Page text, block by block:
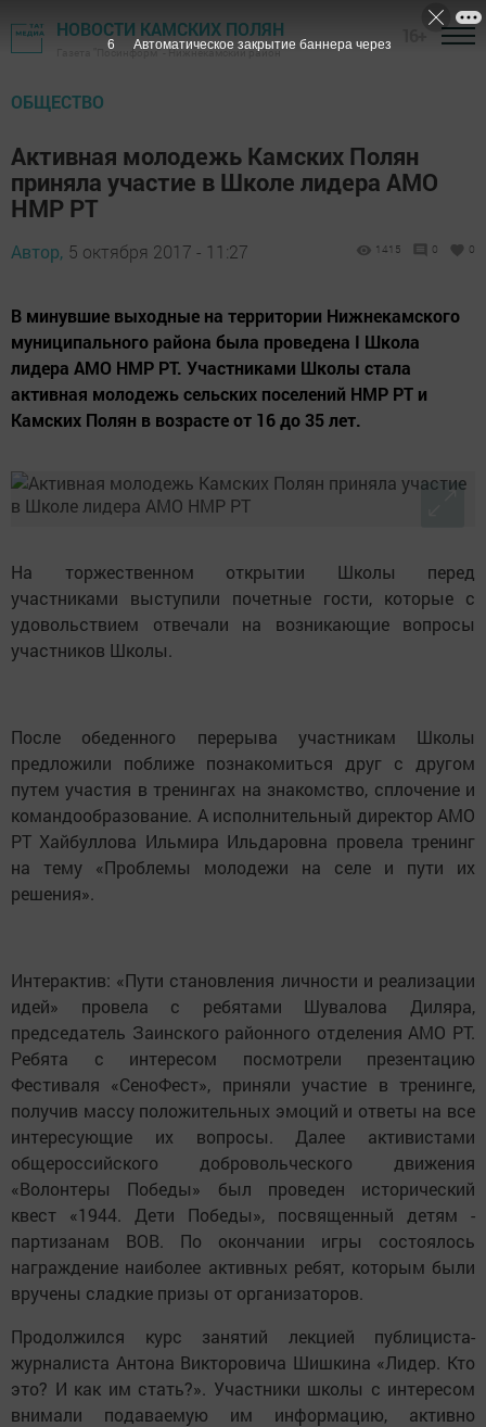
НОВОСТИ КАМСКИХ ПОЛЯН
Газета "Посинформ" - Нижнекамский район
ОБЩЕСТВО
Активная молодежь Камских Полян
приняла участие в Школе лидера АМО
НМР РТ
Автор, 5 октября 2017 - 11:27 1415 0 0
В минувшие выходные на территории Нижнекамского
муниципального района была проведена I Школа
лидера АМО НМР РТ. Участниками Школы стала
активная молодежь сельских поселений НМР РТ и
Камских Полян в возрасте от 16 до 35 лет.
На торжественном открытии Школы перед
участниками выступили почетные гости, которые с
удовольствием отвечали на возникающие вопросы
участников Школы.
После обеденного перерыва участникам Школы
предложили поближе познакомиться друг с другом
путем участия в тренингах на знакомство, сплочение и
командообразование. А исполнительный директор АМО
РТ Хайбуллова Ильмира Ильдаровна провела тренинг
на тему «Проблемы молодежи на селе и пути их
решения».
Интерактив: «Пути становления личности и реализации
идей» провела с ребятами Шувалова Диляра,
председатель Заинского районного отделения АМО РТ.
Ребята с интересом посмотрели презентацию
Фестиваля «СеноФест», приняли участие в тренинге,
получив массу положительных эмоций и ответы на все
интересующие их вопросы. Далее активистами
общероссийского добровольческого движения
«Волонтеры Победы» был проведен исторический
квест «1944. Дети Победы», посвященный детям -
партизанам ВОВ. По окончании игры состоялось
награждение наиболее активных ребят, которым были
вручены сладкие призы от организаторов.
Продолжился курс занятий лекцией публициста-
журналиста Антона Викторовича Шишкина «Лидер. Кто
это? И как им стать?». Участники школы с интересом
внимали подаваемую им информацию, активно
5 Автоматическое закрытие баннера через